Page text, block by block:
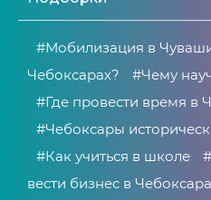
#Мобилизация в
Чебоксарах?
#Чему
#Где провести время в
#Чебоксары
#Как учиться в школе
вести бизнес в